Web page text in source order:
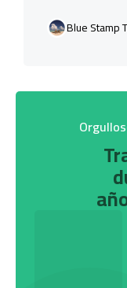
Blue Stamp